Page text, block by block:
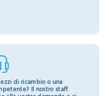
di ricambio o una
Il nostro staff